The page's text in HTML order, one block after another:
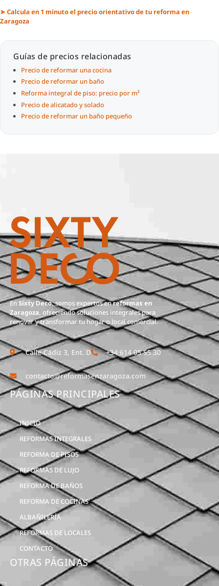
➤ Calcula en 1 minuto el precio orientativo de tu reforma en
Zaragoza
Guías de precios relacionadas
Precio de reformar una cocina
Precio de reformar un baño
Reforma integral de piso: precio por m²
Precio de alicatado y solado
Precio de reformar un baño pequeño
PÁGINAS PRINCIPALES
INICIO
REFORMAS INTEGRALES
REFORMA DE PISOS
REFORMAS DE LUJO
REFORMA DE BAÑOS
REFORMA DE COCINAS
ALBAÑILERÍA
REFORMAS DE LOCALES
CONTACTO
En Sixty Deco, somos expertos enreformas en
Zaragoza, ofreciendo soluciones integrales para
renovar y transformar tu hogar o local comercial.
Calle Cádiz 3, Ent. D +34 614 05 55 30
contacto@reformasenzaragoza.com
OTRAS PÁGINAS